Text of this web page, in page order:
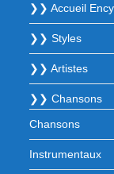
❯❯ Accueil
❯❯ Styles
❯❯ Artistes
❯❯ Chansons
Chansons
Instrumentaux